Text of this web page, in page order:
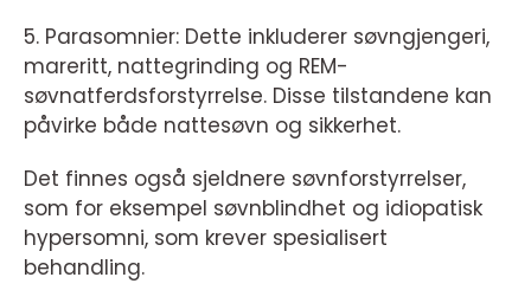
5. Parasomnier: Dette inkluderer søvngjengeri,
mareritt, nattegrinding og REM-
søvnatferdsforstyrrelse. Disse tilstandene kan
påvirke både nattesøvn og sikkerhet.
Det finnes også sjeldnere søvnforstyrrelser,
som for eksempel søvnblindhet og idiopatisk
hypersomni, som krever spesialisert
behandling.